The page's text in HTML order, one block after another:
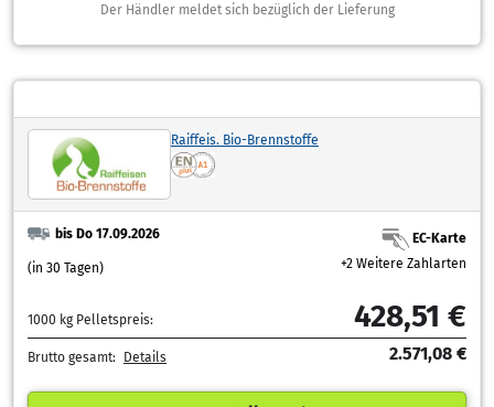
Der Händler meldet sich bezüglich der Lieferung
Raiffeis. Bio-Brennstoffe
bis Do 17.09.2026
(in 30 Tagen)
EC-Karte
+2 Weitere Zahlarten
1000 kg Pelletspreis: 428,51 €
Brutto gesamt: Details 2.571,08 €